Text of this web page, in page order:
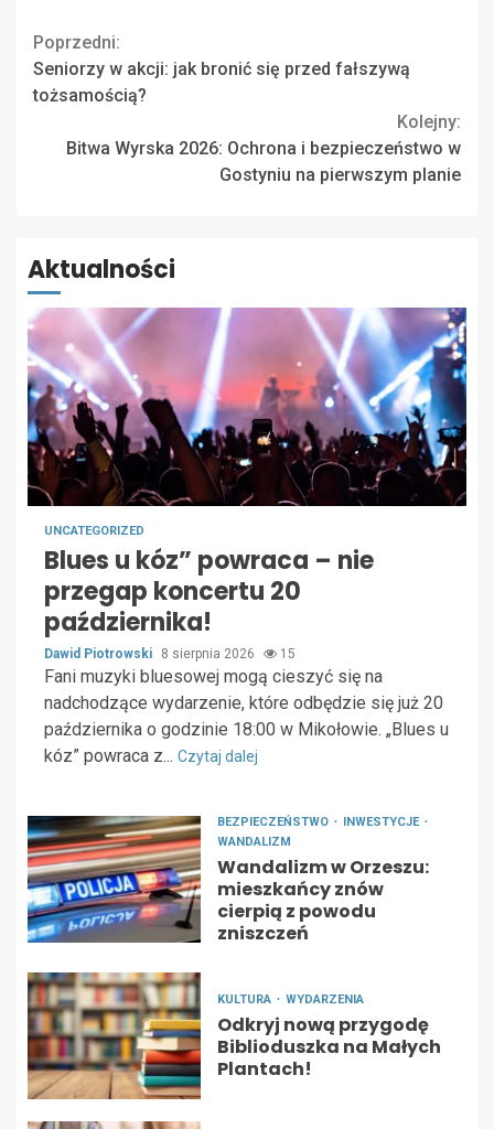
Continue
Reading
Poprzedni:
Seniorzy w akcji: jak bronić się przed fałszywą
tożsamością?
Kolejny:
Bitwa Wyrska 2026: Ochrona i bezpieczeństwo w
Gostyniu na pierwszym planie
Aktualności
UNCATEGORIZED
Blues u kóz” powraca – nie
przegap koncertu 20
października!
Dawid Piotrowski 8 sierpnia 2026 15
Fani muzyki bluesowej mogą cieszyć się na
nadchodzące wydarzenie, które odbędzie się już 20
października o godzinie 18:00 w Mikołowie. „Blues u
kóz” powraca z... Czytaj dalej
BEZPIECZEŃSTWO
INWESTYCJE
WANDALIZM
Wandalizm w Orzeszu:
mieszkańcy znów
cierpią z powodu
zniszczeń
KULTURA WYDARZENIA
Odkryj nową przygodę
Biblioduszka na Małych
Plantach!